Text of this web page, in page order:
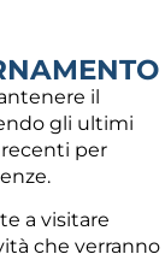
Olona (VA)
il
gli ultimi
per
a visitare
che verranno